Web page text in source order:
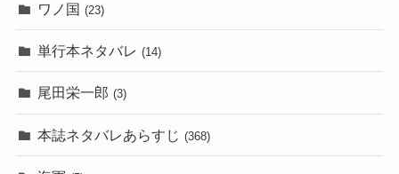
ワノ国 (23)
単行本ネタバレ (14)
尾田栄一郎 (3)
本誌ネタバレあらすじ (368)